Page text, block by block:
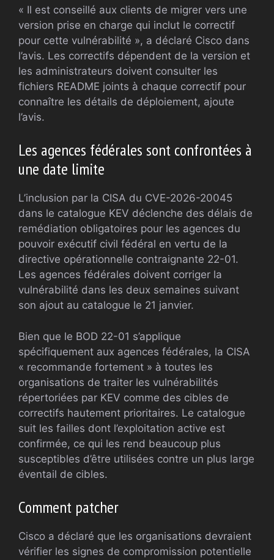
« Il est conseillé aux clients de migrer vers une
version prise en charge qui inclut le correctif
pour cette vulnérabilité », a déclaré Cisco dans
l’avis. Les correctifs dépendent de la version et
les administrateurs doivent consulter les
fichiers README joints à chaque correctif pour
connaître les détails de déploiement, ajoute
l’avis.
Les agences fédérales sont confrontées à
une date limite
L’inclusion par la CISA du CVE-2026-20045
dans le catalogue KEV déclenche des délais de
remédiation obligatoires pour les agences du
pouvoir exécutif civil fédéral en vertu de la
directive opérationnelle contraignante 22-01.
Les agences fédérales doivent corriger la
vulnérabilité dans les deux semaines suivant
son ajout au catalogue le 21 janvier.
Bien que le BOD 22-01 s’applique
spécifiquement aux agences fédérales, la CISA
« recommande fortement » à toutes les
organisations de traiter les vulnérabilités
répertoriées par KEV comme des cibles de
correctifs hautement prioritaires. Le catalogue
suit les failles dont l’exploitation active est
confirmée, ce qui les rend beaucoup plus
susceptibles d’être utilisées contre un plus large
éventail de cibles.
Comment patcher
Cisco a déclaré que les organisations devraient
vérifier les signes de compromission potentielle